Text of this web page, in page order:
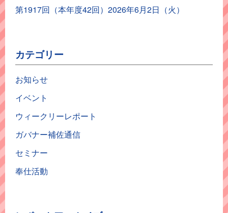
第1917回（本年度42回）2026年6月2日（火）
カテゴリー
お知らせ
イベント
ウィークリーレポート
ガバナー補佐通信
セミナー
奉仕活動